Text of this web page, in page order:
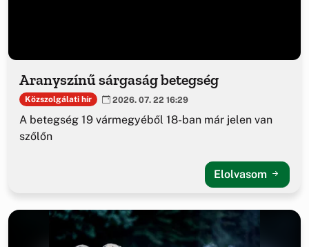
Aranyszínű sárgaság betegség
Közszolgálati hír 2026. 07. 22 16:29
A betegség 19 vármegyéből 18-ban már jelen van
szőlőn
Elolvasom